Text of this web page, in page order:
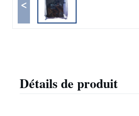
<
Détails de produit